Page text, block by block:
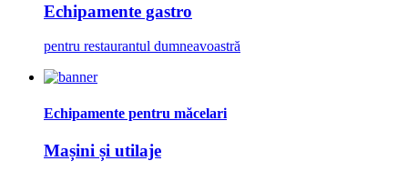
Echipamente gastro
pentru restaurantul dumneavoastră
Echipamente pentru măcelari
Mașini și utilaje